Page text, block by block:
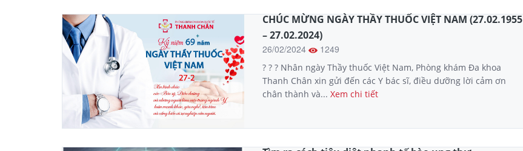
CHÚC MỪNG NGÀY THẦY THUỐC VIỆT NAM (27.02.1955
– 27.02.2024)
26/02/2024 1249
? ? ? Nhân ngày Thầy thuốc Việt Nam, Phòng khám Đa khoa
Thanh Chân xin gửi đến các Y bác sĩ, điều dưỡng lời cảm ơn
chân thành và... Xem chi tiết